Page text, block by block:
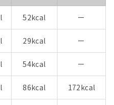
52kcal ー
29kcal ー
54kcal ー
86kcal 172kcal